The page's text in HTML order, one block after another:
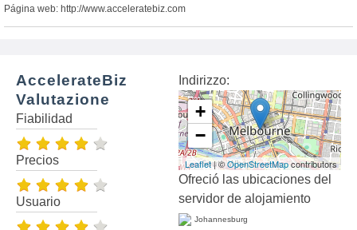
Página web: http://www.acceleratebiz.com
AccelerateBiz
Valutazione
Fiabilidad
Precios
Usuario
Indirizzo:
+
−
Leaflet| ©OpenStreetMapcontributors
Ofreció las ubicaciones del
servidor de alojamiento
Johannesburg